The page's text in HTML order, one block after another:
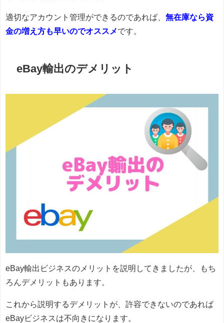
適切なアカウント管理ができるのであれば、 無在庫なら資
金の増え方も早いのでオススメです。
eBay輸出のデメリット
eBay輸出ビジネスのメリットを説明してきましたが、もち
ろんデメリットもあります。
これから説明するデメリットが、許容できないのであれば
eBayビジネスは不向きになります。